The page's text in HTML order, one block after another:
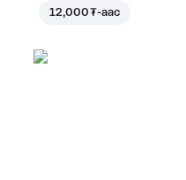
12,000 ₮-аас